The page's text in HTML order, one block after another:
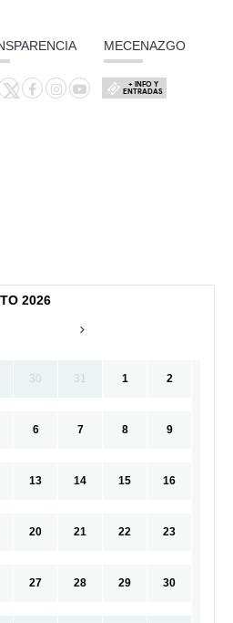
MECENAZGO
+ INFO Y
ENTRADAS
2026
30 31 1 2
6 7 8 9
13 14 15 16
20 21 22 23
27 28 29 30